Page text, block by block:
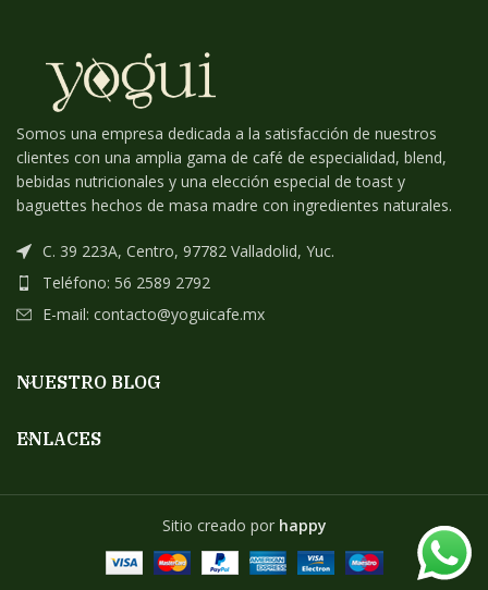
Somos una empresa dedicada a la satisfacción de nuestros
clientes con una amplia gama de café de especialidad, blend,
bebidas nutricionales y una elección especial de toast y
baguettes hechos de masa madre con ingredientes naturales.
C. 39 223A, Centro, 97782 Valladolid, Yuc.
Teléfono: 56 2589 2792
E-mail: contacto@yoguicafe.mx
NUESTRO BLOG
ENLACES
Sitio creado por happy